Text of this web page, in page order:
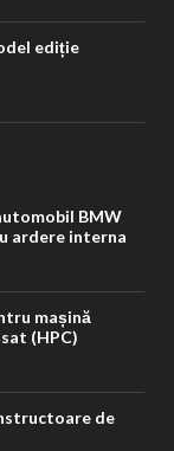
ediție
BMW
ardere interna
mașină
(HPC)
de